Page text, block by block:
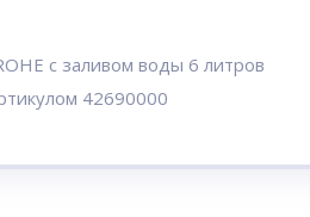
с заливом воды 6 литров
42690000